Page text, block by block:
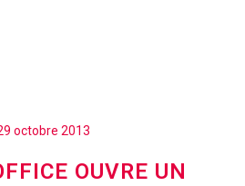
octobre 2013
OUVRE UN